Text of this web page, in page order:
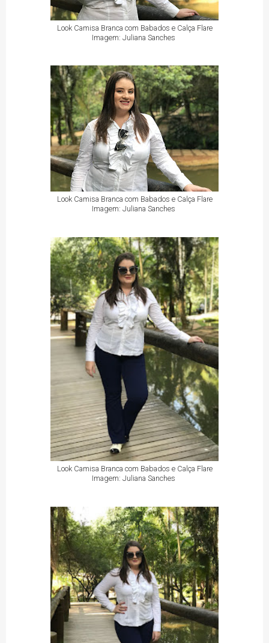
Look Camisa Branca com Babados e Calça Flare
Imagem: Juliana Sanches
Look Camisa Branca com Babados e Calça Flare
Imagem: Juliana Sanches
Look Camisa Branca com Babados e Calça Flare
Imagem: Juliana Sanches